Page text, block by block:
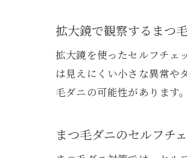
拡大鏡で観察するまつ
拡大鏡を使ったセルフチェ
は見えにくい小さな異常や
毛ダニの可能性があります
まつ毛ダニのセルフチ